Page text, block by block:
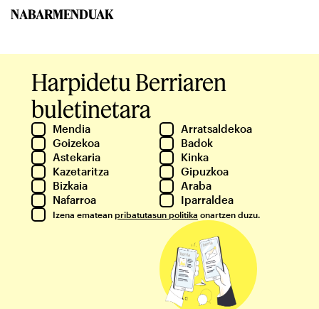
NABARMENDUAK
Harpidetu Berriaren
buletinetara
Mendia
Arratsaldekoa
Goizekoa
Badok
Astekaria
Kinka
Kazetaritza
Gipuzkoa
Bizkaia
Araba
Nafarroa
Iparraldea
Izena ematean pribatutasun politika onartzen duzu.